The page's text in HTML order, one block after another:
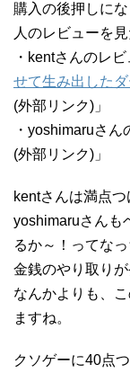
購入の後押しに
人のレビューを見
・kentさんのレビ
せて生み出した
(外部リンク)」
・yoshimaruさん
(外部リンク)」
kentさんは満点
yoshimaruさんも
るか～！ってなっ
金銭のやり取り
なんかよりも、
ますね。
クソゲーに40点